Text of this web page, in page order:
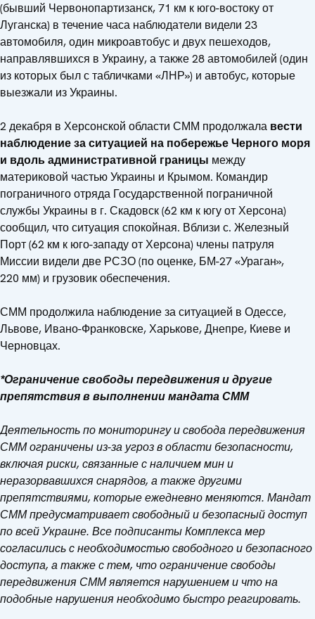
(бывший Червонопартизанск, 71 км к юго-востоку от
Луганска) в течение часа наблюдатели видели 23
автомобиля, один микроавтобус и двух пешеходов,
направлявшихся в Украину, а также 28 автомобилей (один
из которых был с табличками «ЛНР») и автобус, которые
выезжали из Украины.
2 декабря в Херсонской области СММ продолжала вести
наблюдение за ситуацией на побережье Черного моря
и вдоль административной границы между
материковой частью Украины и Крымом. Командир
пограничного отряда Государственной пограничной
службы Украины в г. Скадовск (62 км к югу от Херсона)
сообщил, что ситуация спокойная. Вблизи с. Железный
Порт (62 км к юго-западу от Херсона) члены патруля
Миссии видели две РСЗО (по оценке, БМ-27 «Ураган»,
220 мм) и грузовик обеспечения.
СММ продолжила наблюдение за ситуацией в Одессе,
Львове, Ивано-Франковске, Харькове, Днепре, Киеве и
Черновцах.
*Ограничение свободы передвижения и другие
препятствия в выполнении мандата СММ
Деятельность по мониторингу и свобода передвижения
СММ ограничены из-за угроз в области безопасности,
включая риски, связанные с наличием мин и
неразорвавшихся снарядов, а также другими
препятствиями, которые ежедневно меняются. Мандат
СММ предусматривает свободный и безопасный доступ
по всей Украине. Все подписанты Комплекса мер
согласились с необходимостью свободного и безопасного
доступа, а также с тем, что ограничение свободы
передвижения СММ является нарушением и что на
подобные нарушения необходимо быстро реагировать.